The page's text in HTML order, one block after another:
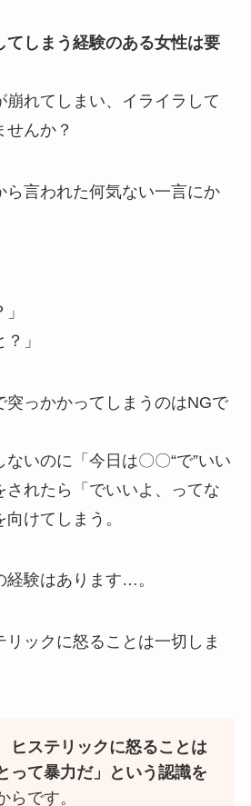
てしまう経験のある女性は要
崩れてしまい、イライラして
せんか？
ら言われた何気ない一言にか
」
突っかかってしまうのはNGで
いのに「今日は〇〇“で”いい
されたら「でいいよ、ってな
けてしまう。
経験はあります…。
リックに怒ることは一切しま
ヒステリックに怒ることは
って暴力だ」という認識を
らです。